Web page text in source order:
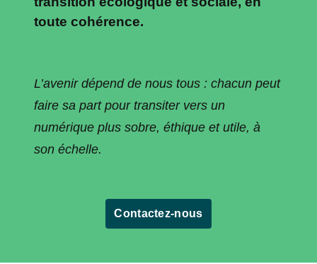
toute cohérence.
L’avenir dépend de nous tous : chacun peut
faire sa part pour transiter vers un
numérique plus sobre, éthique et utile, à
son échelle.
Contactez-nous